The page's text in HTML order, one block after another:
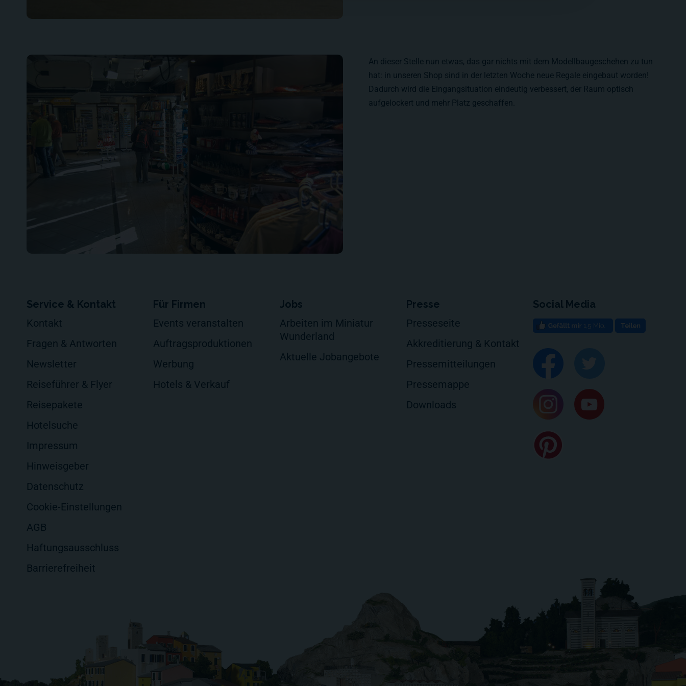
An dieser Stelle nun etwas, das gar nichts mit dem Modellbaugeschehen zu tun
hat: in unseren Shop sind in der letzten Woche neue Regale eingebaut worden!
Dadurch wird die Eingangsituation eindeutig verbessert, der Raum optisch
aufgelockert und mehr Platz geschaffen.
Service & Kontakt
Kontakt
Fragen & Antworten
Newsletter
Reiseführer & Flyer
Reisepakete
Hotelsuche
Impressum
Hinweisgeber
Datenschutz
Cookie-Einstellungen
AGB
Haftungsausschluss
Barrierefreiheit
Für Firmen
Events veranstalten
Auftragsproduktionen
Werbung
Hotels & Verkauf
Jobs
Arbeiten im Miniatur
Wunderland
Aktuelle Jobangebote
Presse
Presseseite
Akkreditierung & Kontakt
Pressemitteilungen
Pressemappe
Downloads
Social Media